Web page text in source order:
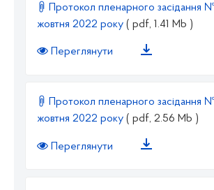
Протокол пленарного засідання №
жовтня 2022 року ( pdf, 1.41 Mb )
Переглянути
Протокол пленарного засідання №
жовтня 2022 року ( pdf, 2.56 Mb )
Переглянути